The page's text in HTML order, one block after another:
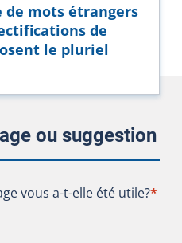
de mots étrangers
de
le pluriel
ou suggestion
vous a-t-elle été utile?
vous a-t-elle été utile?*